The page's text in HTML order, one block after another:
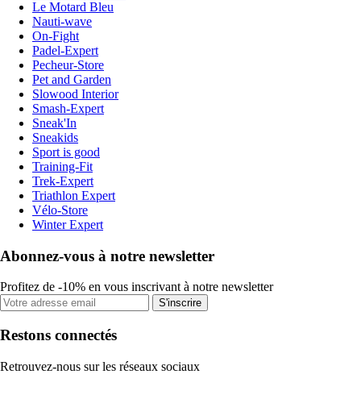
Le Motard Bleu
Nauti-wave
On-Fight
Padel-Expert
Pecheur-Store
Pet and Garden
Slowood Interior
Smash-Expert
Sneak'In
Sneakids
Sport is good
Training-Fit
Trek-Expert
Triathlon Expert
Vélo-Store
Winter Expert
Abonnez-vous à notre newsletter
Profitez de -10% en vous inscrivant à notre newsletter
S'inscrire
Restons connectés
Retrouvez-nous sur les réseaux sociaux